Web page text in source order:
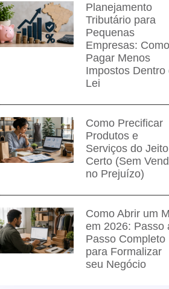
Planejamento
Tributário para
Pequenas
Empresas: Como
Pagar Menos
Impostos Dentro
Lei
Como Precificar
Produtos e
Serviços do Jeito
Certo (Sem
no Prejuízo)
Como Abrir um
em 2026: Passo
Passo Completo
para Formalizar
seu Negócio